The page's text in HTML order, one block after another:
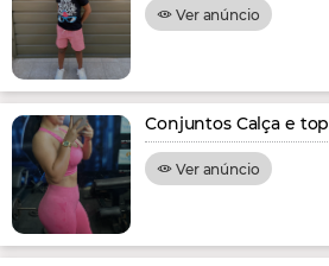
Ver anúncio
Conjuntos Calça e top
Ver anúncio